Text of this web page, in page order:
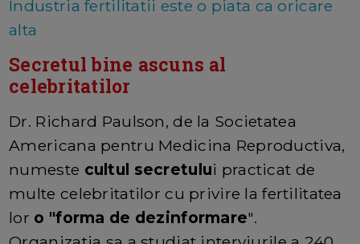
Industria fertilitatii este o piata ca oricare
alta
Secretul bine ascuns al
celebritatilor
Dr. Richard Paulson, de la Societatea
Americana pentru Medicina Reproductiva,
numeste cultul secretului practicat de
multe celebritatilor cu privire la fertilitatea
lor o "forma de dezinformare".